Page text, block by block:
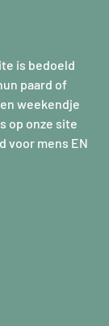
is bedoeld
paard of
weekendje
op onze site
voor mens EN